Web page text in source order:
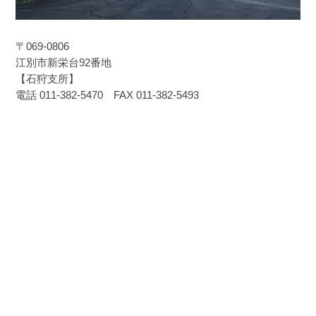
〒069-0806
江別市新栄台92番地
【石狩支所】
電話 011-382-5470 FAX 011-382-5493